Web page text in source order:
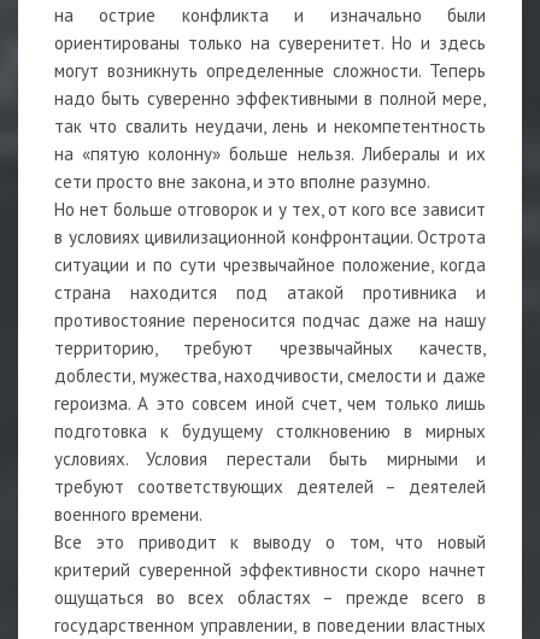
на острие конфликта и изначально были
ориентированы только на суверенитет. Но и здесь
могут возникнуть определенные сложности. Теперь
надо быть суверенно эффективными в полной мере,
так что свалить неудачи, лень и некомпетентность
на «пятую колонну» больше нельзя. Либералы и их
сети просто вне закона, и это вполне разумно.
Но нет больше отговорок и у тех, от кого все зависит
в условиях цивилизационной конфронтации. Острота
ситуации и по сути чрезвычайное положение, когда
страна находится под атакой противника и
противостояние переносится подчас даже на нашу
территорию, требуют чрезвычайных качеств,
доблести, мужества, находчивости, смелости и даже
героизма. А это совсем иной счет, чем только лишь
подготовка к будущему столкновению в мирных
условиях. Условия перестали быть мирными и
требуют соответствующих деятелей – деятелей
военного времени.
Все это приводит к выводу о том, что новый
критерий суверенной эффективности скоро начнет
ощущаться во всех областях – прежде всего в
государственном управлении, в поведении властных